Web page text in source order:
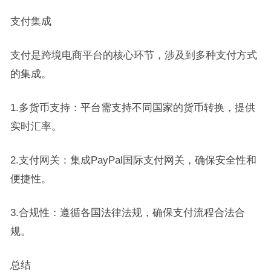
支付集成
支付是跨境电商平台的核心环节，涉及到多种支付方式
的集成。
1.多货币支持：平台需支持不同国家的货币转换，提供
实时汇率。
2.支付网关：集成PayPal国际支付网关，确保安全性和
便捷性。
3.合规性：遵循各国法律法规，确保支付流程合法合
规。
总结